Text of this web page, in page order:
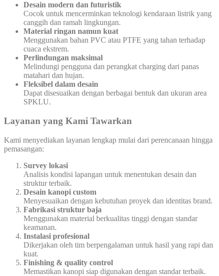
Desain modern dan futuristik
Cocok untuk mencerminkan teknologi kendaraan listrik yang
canggih dan ramah lingkungan.
Material ringan namun kuat
Menggunakan bahan PVC atau PTFE yang tahan terhadap
cuaca ekstrem.
Perlindungan maksimal
Melindungi pengguna dan perangkat charging dari panas
matahari dan hujan.
Fleksibel dalam desain
Dapat disesuaikan dengan berbagai bentuk dan ukuran area
SPKLU.
Layanan yang Kami Tawarkan
Kami menyediakan layanan lengkap mulai dari perencanaan hingga
pemasangan:
Survey lokasi
Analisis kondisi lapangan untuk menentukan desain dan
struktur terbaik.
Desain kanopi custom
Menyesuaikan dengan kebutuhan proyek dan identitas brand.
Fabrikasi struktur baja
Menggunakan material berkualitas tinggi dengan standar
keamanan.
Instalasi profesional
Dikerjakan oleh tim berpengalaman untuk hasil yang rapi dan
kuat.
Finishing & quality control
Memastikan kanopi siap digunakan dengan standar terbaik.